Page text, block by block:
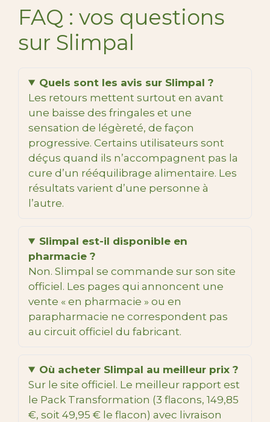
FAQ : vos questions
sur Slimpal
Quels sont les avis sur Slimpal ?
Les retours mettent surtout en avant
une baisse des fringales et une
sensation de légèreté, de façon
progressive. Certains utilisateurs sont
déçus quand ils n’accompagnent pas la
cure d’un rééquilibrage alimentaire. Les
résultats varient d’une personne à
l’autre.
Slimpal est-il disponible en
pharmacie ?
Non. Slimpal se commande sur son site
officiel. Les pages qui annoncent une
vente « en pharmacie » ou en
parapharmacie ne correspondent pas
au circuit officiel du fabricant.
Où acheter Slimpal au meilleur prix ?
Sur le site officiel. Le meilleur rapport est
le Pack Transformation (3 flacons, 149,85
€, soit 49,95 € le flacon) avec livraison